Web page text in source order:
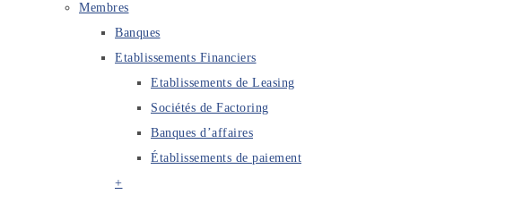
Membres
Banques
Etablissements Financiers
Etablissements de Leasing
Sociétés de Factoring
Banques d’affaires
Établissements de paiement
+